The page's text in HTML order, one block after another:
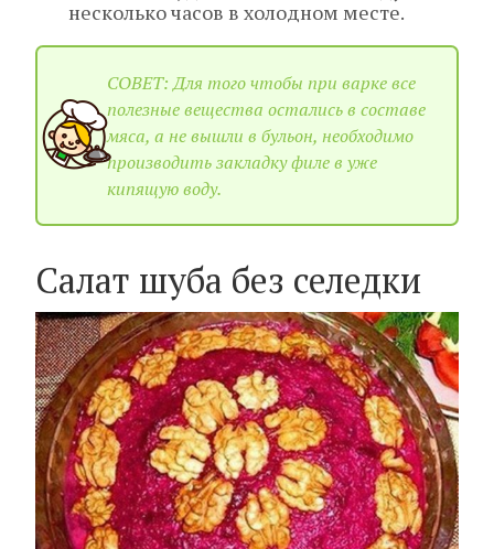
несколько часов в холодном месте.
СОВЕТ: Для того чтобы при варке все
полезные вещества остались в составе
мяса, а не вышли в бульон, необходимо
производить закладку филе в уже
кипящую воду.
Салат шуба без селедки